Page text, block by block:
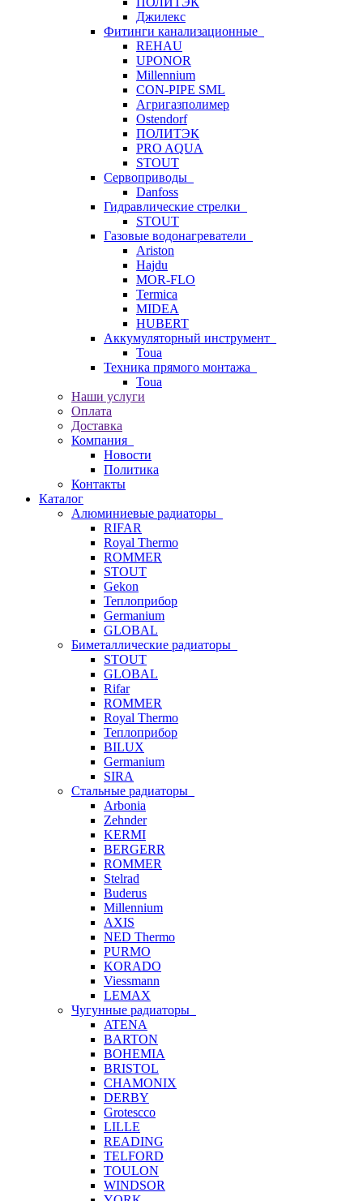
Джилекс
Фитинги канализационные
REHAU
UPONOR
Millennium
CON-PIPE SML
Агригазполимер
Ostendorf
ПОЛИТЭК
PRO AQUA
STOUT
Сервоприводы
Danfoss
Гидравлические стрелки
STOUT
Газовые водонагреватели
Ariston
Hajdu
MOR-FLO
Termica
MIDEA
HUBERT
Аккумуляторный инструмент
Toua
Техника прямого монтажа
Toua
Наши услуги
Оплата
Доставка
Компания
Новости
Политика
Контакты
Каталог
Алюминиевые радиаторы
RIFAR
Royal Thermo
ROMMER
STOUT
Gekon
Теплоприбор
Germanium
GLOBAL
Биметаллические радиаторы
STOUT
GLOBAL
Rifar
ROMMER
Royal Thermo
Теплоприбор
BILUX
Germanium
SIRA
Стальные радиаторы
Arbonia
Zehnder
KERMI
BERGERR
ROMMER
Stelrad
Buderus
Millennium
AXIS
NED Thermo
PURMO
KORADO
Viessmann
LEMAX
Чугунные радиаторы
ATENA
BARTON
BOHEMIA
BRISTOL
CHAMONIX
DERBY
Grotescco
LILLE
READING
TELFORD
TOULON
WINDSOR